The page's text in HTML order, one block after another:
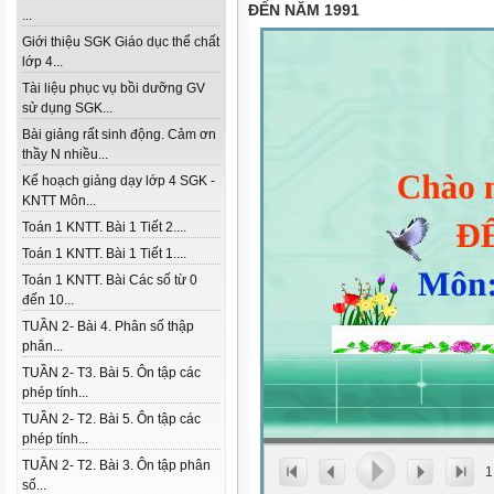
...
Giới thiệu SGK Giáo dục thể chất
lớp 4...
Tài liệu phục vụ bồi dưỡng GV
sử dụng SGK...
Bài giảng rất sinh động. Cảm ơn
thầy N nhiều...
Kế hoạch giảng dạy lớp 4 SGK -
KNTT Môn...
Toán 1 KNTT. Bài 1 Tiết 2....
Toán 1 KNTT. Bài 1 Tiết 1....
Toán 1 KNTT. Bài Các số từ 0
đến 10...
TUẦN 2- Bài 4. Phân số thập
phân...
TUẦN 2- T3. Bài 5. Ôn tập các
phép tính...
TUẦN 2- T2. Bài 5. Ôn tập các
phép tính...
TUẦN 2- T2. Bài 3. Ôn tập phân
số...
ĐẾN NĂM 1991
1